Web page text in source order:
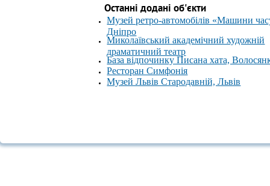
Останні додані об'єкти
Музей ретро-автомобілів «Машини
Дніпро
Миколаївський академічний художній
драматичний театр
База відпочинку Писана хата,
Ресторан Симфонія
Музей Львів Стародавній, Львів